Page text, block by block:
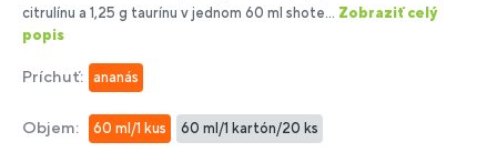
citrulínu a 1,25 g taurínu v jednom 60 ml shote... Zobraziť celý
popis
Príchuť: ananás
Objem: 60 ml/1 kus 60 ml/1 kartón/20 ks